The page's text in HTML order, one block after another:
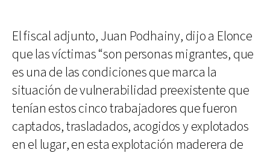
El fiscal adjunto, Juan Podhainy, dijo a Elonce
que las víctimas “son personas migrantes, que
es una de las condiciones que marca la
situación de vulnerabilidad preexistente que
tenían estos cinco trabajadores que fueron
captados, trasladados, acogidos y explotados
en el lugar, en esta explotación maderera de